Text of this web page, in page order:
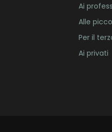
Ai
Alle
Per il
Ai privati